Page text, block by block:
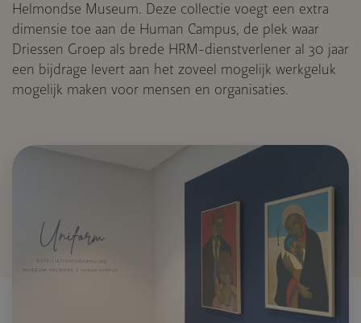
Helmondse Museum. Deze collectie voegt een extra
dimensie toe aan de Human Campus, de plek waar
Driessen Groep als brede HRM-dienstverlener al 30 jaar
een bijdrage levert aan het zoveel mogelijk werkgeluk
mogelijk maken voor mensen en organisaties.